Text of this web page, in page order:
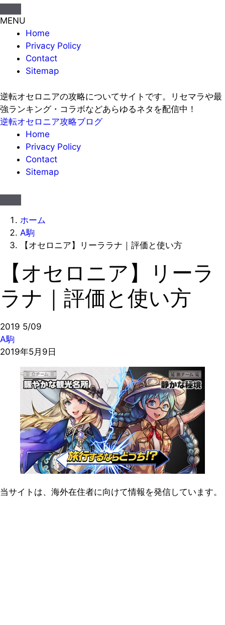
MENU
Home
Privacy Policy
Contact
Sitemap
逆転オセロニアの攻略についてサイトです。リセマラや最
強ランキング・コラボなどあらゆるネタを配信中！
逆転オセロニア攻略ブログ
Home
Privacy Policy
Contact
Sitemap
ホーム
A駒
【オセロニア】リーララナ｜評価と使い方
【オセロニア】リーラ
ラナ｜評価と使い方
2019 5/09
A駒
2019年5月9日
当サイトは、海外在住者に向けて情報を発信しています。